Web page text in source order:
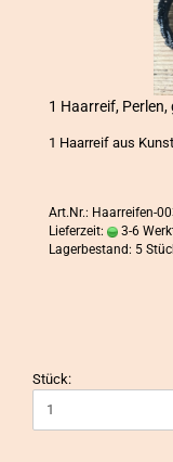
1 Haar­reif,
1 Haar­reif aus
Art.Nr.: Haarreifen-
Lieferzeit:
3-6
Lagerbestand: 5
Stück: